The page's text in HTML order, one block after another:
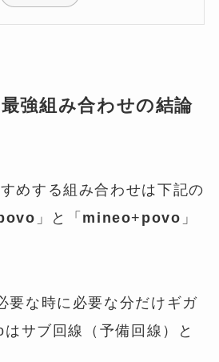
強組み合わせの結論
めする組み合わせは下記の
」と「 mineo+ povo 」
要な時に必要な分だけギガ
サブ回線（予備回線）と